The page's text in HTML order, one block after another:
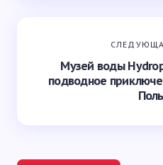
Музей воды
подводное